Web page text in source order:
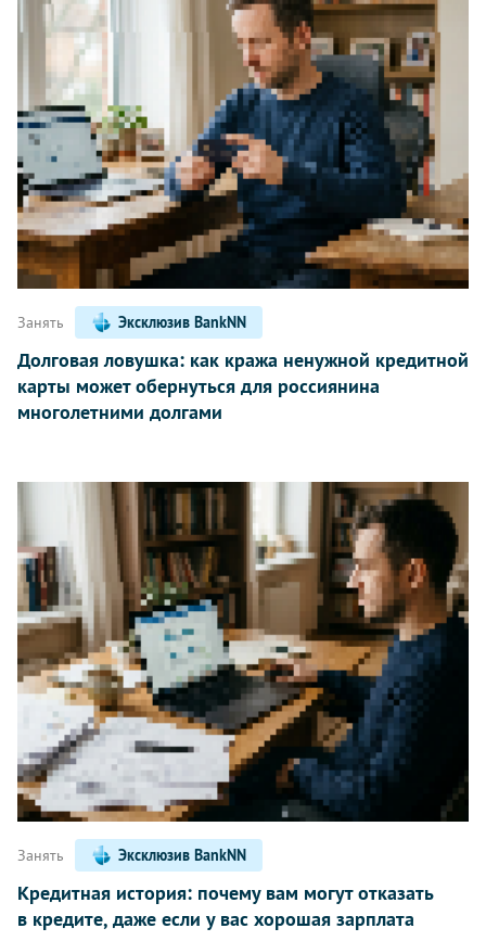
Занять Эксклюзив BankNN
Долговая ловушка: как кража ненужной кредитной
карты может обернуться для россиянина
многолетними долгами
Занять Эксклюзив BankNN
Кредитная история: почему вам могут отказать
в кредите, даже если у вас хорошая зарплата